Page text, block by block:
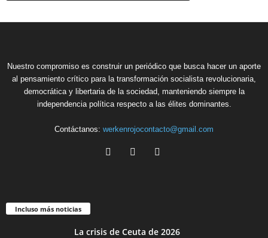
Nuestro compromiso es construir un periódico que busca hacer un aporte
al pensamiento crítico para la transformación socialista revolucionaria,
democrática y libertaria de la sociedad, manteniendo siempre la
independencia política respecto a las élites dominantes.
Contáctanos: werkenrojocontacto@gmail.com
Incluso más noticias
La crisis de Ceuta de 2026